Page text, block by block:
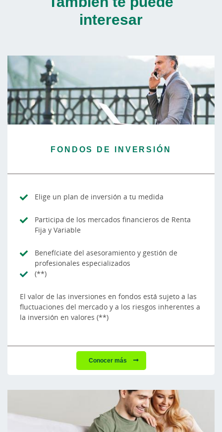
interesar
FONDOS DE INVERSIÓN
Elige un plan de inversión a tu medida
Participa de los mercados financieros de Renta
Fija y Variable
Benefíciate del asesoramiento y gestión de
profesionales especializados
(**)
El valor de las inversiones en fondos está sujeto a las
fluctuaciones del mercado y a los riesgos inherentes a
la inversión en valores (**)
Conocer más